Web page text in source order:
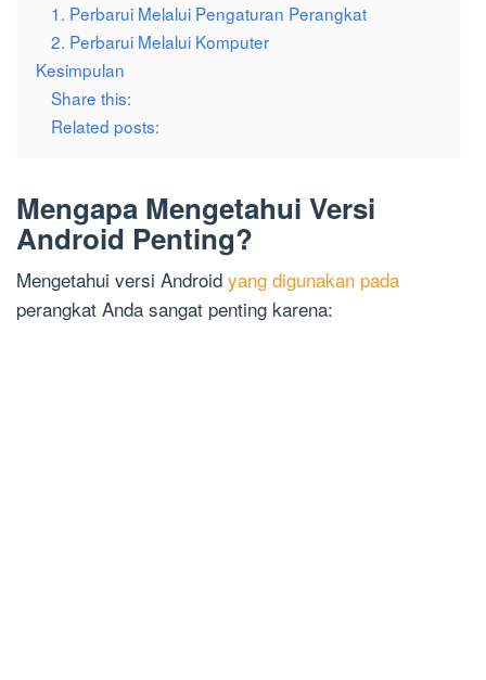
1. Perbarui Melalui Pengaturan Perangkat
2. Perbarui Melalui Komputer
Kesimpulan
Share this:
Related posts:
Mengapa Mengetahui Versi
Android Penting?
Mengetahui versi Android yang digunakan pada
perangkat Anda sangat penting karena: